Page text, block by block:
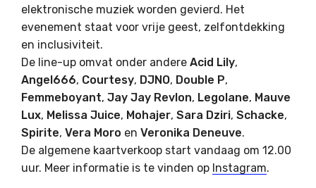
elektronische muziek worden gevierd. Het
evenement staat voor vrije geest, zelfontdekking
en inclusiviteit.
De line-up omvat onder andere Acid Lily,
Angel666, Courtesy, DJNO, Double P,
Femmeboyant, Jay Jay Revlon, Legolane, Mauve
Lux, Melissa Juice, Mohajer, Sara Dziri, Schacke,
Spirite, Vera Moro en Veronika Deneuve.
De algemene kaartverkoop start vandaag om 12.00
uur. Meer informatie is te vinden op Instagram.